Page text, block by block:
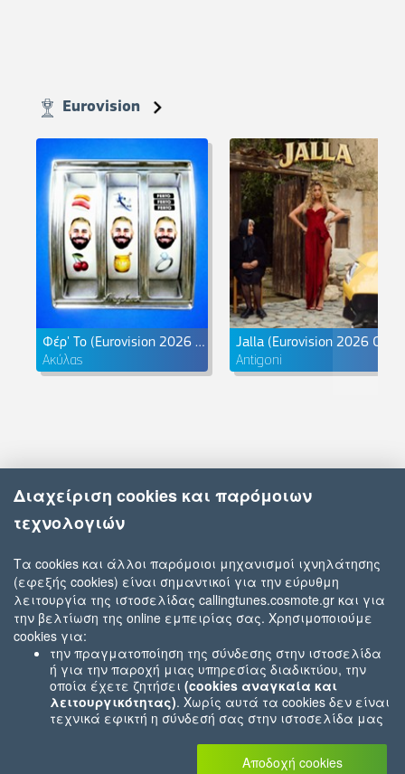
Eurovision
Φέρ' Το (Eurovision 2026 Greece)
Ακύλας Antigoni
Άκουσε τις Calling Tunes Playlists
Διαχείριση cookies και παρόμοιων
τεχνολογιών
Τα cookies και άλλοι παρόμοιοι μηχανισμοί ιχνηλάτησης
(εφεξής cookies) είναι σημαντικοί για την εύρυθμη
λειτουργία της ιστοσελίδας callingtunes.cosmote.gr και για
την βελτίωση της online εμπειρίας σας. Χρησιμοποιούμε
cookies για:
την πραγματοποίηση της σύνδεσης στην ιστοσελίδα
ή για την παροχή μιας υπηρεσίας διαδικτύου, την
οποία έχετε ζητήσει (cookies αναγκαία και
λειτουργικότητας). Χωρίς αυτά τα cookies δεν είναι
τεχνικά εφικτή η σύνδεσή σας στην ιστοσελίδα μας
που εσείς μας ζητήσατε (π.χ.cookies που αφορούν
την καταχώρηση των αγορών σας στο ηλεκτρονικό
Αποδοχή cookies